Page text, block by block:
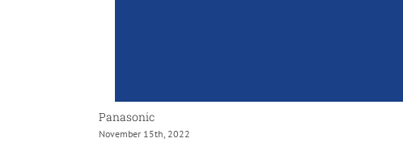
Panasonic
November 15th, 2022